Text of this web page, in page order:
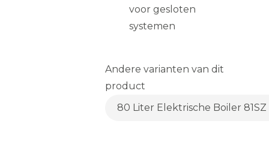
voor gesloten
systemen
Andere varianten van dit
product
80 Liter Elektrische Boiler